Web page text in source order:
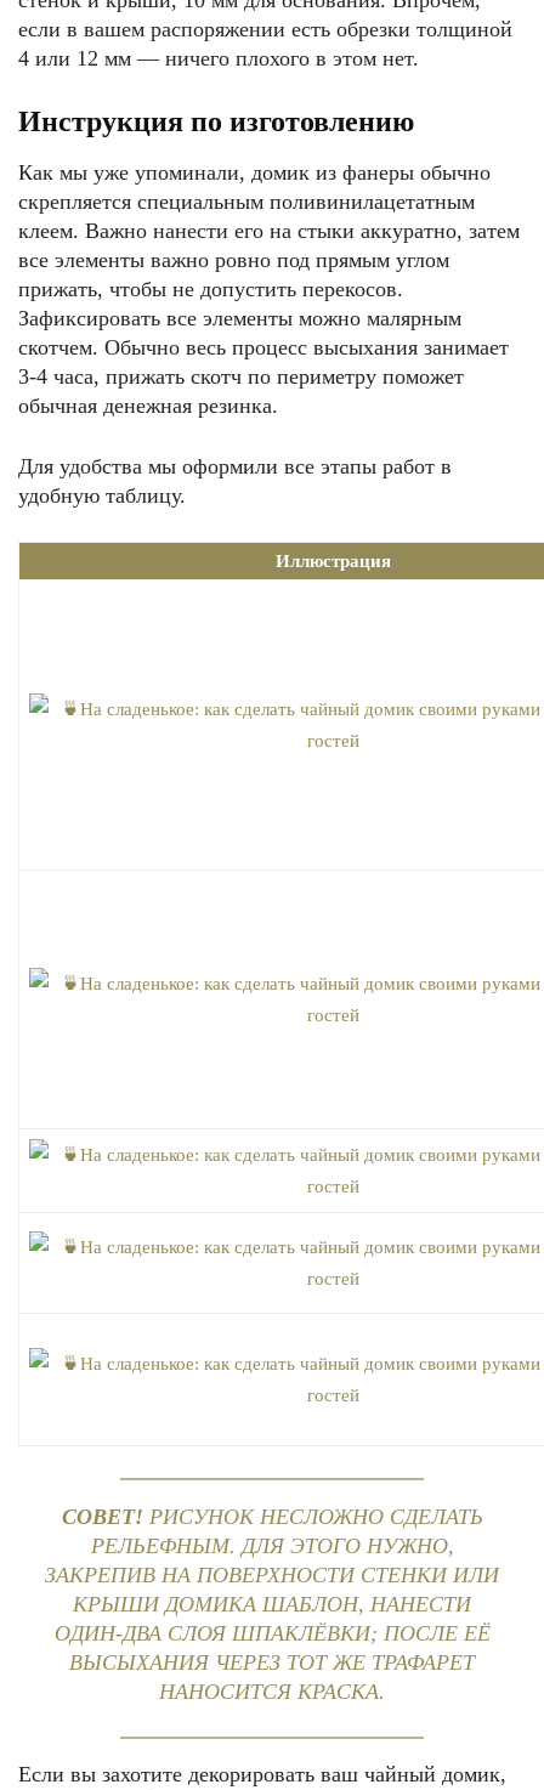
если в вашем распоряжении есть обрезки толщиной
4 или 12 мм — ничего плохого в этом нет.
Инструкция по изготовлению
Как мы уже упоминали, домик из фанеры обычно
скрепляется специальным поливинилацетатным
клеем. Важно нанести его на стыки аккуратно, затем
все элементы важно ровно под прямым углом
прижать, чтобы не допустить перекосов.
Зафиксировать все элементы можно малярным
скотчем. Обычно весь процесс высыхания занимает
3-4 часа, прижать скотч по периметру поможет
обычная денежная резинка.
Для удобства мы оформили все этапы работ в
удобную таблицу.
Иллюстрация
СОВЕТ! РИСУНОК НЕСЛОЖНО СДЕЛАТЬ
РЕЛЬЕФНЫМ. ДЛЯ ЭТОГО НУЖНО,
ЗАКРЕПИВ НА ПОВЕРХНОСТИ СТЕНКИ ИЛИ
КРЫШИ ДОМИКА ШАБЛОН, НАНЕСТИ
ОДИН-ДВА СЛОЯ ШПАКЛЁВКИ; ПОСЛЕ ЕЁ
ВЫСЫХАНИЯ ЧЕРЕЗ ТОТ ЖЕ ТРАФАРЕТ
НАНОСИТСЯ КРАСКА.
Если вы захотите декорировать ваш чайный домик,